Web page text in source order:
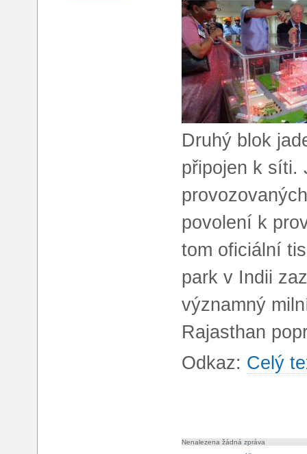
Druhý blok
připojen k síti.
povolení k
tom oficiální
park v Indii
významný
Rajasthan
Odkaz: Celý
Nenalezena žádná zpráva